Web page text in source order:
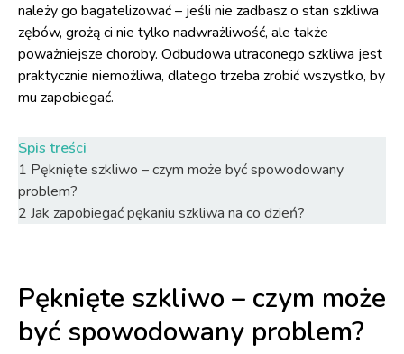
należy go bagatelizować – jeśli nie zadbasz o stan szkliwa
zębów, grożą ci nie tylko nadwrażliwość, ale także
poważniejsze choroby. Odbudowa utraconego szkliwa jest
praktycznie niemożliwa, dlatego trzeba zrobić wszystko, by
mu zapobiegać.
Spis treści
1 Pęknięte szkliwo – czym może być spowodowany
problem?
2 Jak zapobiegać pękaniu szkliwa na co dzień?
Pęknięte szkliwo – czym może
być spowodowany problem?